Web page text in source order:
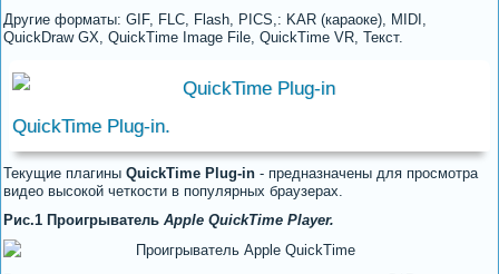
Другие форматы: GIF, FLC, Flash, PICS,: KAR (караоке), MIDI,
QuickDraw GX, QuickTime Image File, QuickTime VR, Текст.
QuickTime Plug-in.
Текущие плагины QuickTime Plug-in - предназначены для просмотра
видео высокой четкости в популярных браузерах.
Рис.1 Проигрыватель Apple QuickTime Player.